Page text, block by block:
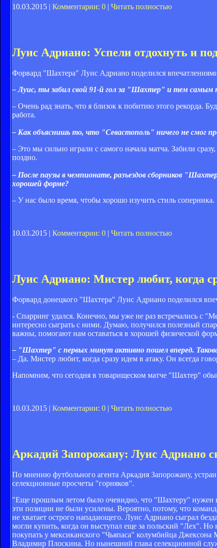
10.03.2015 | Комментарии: 0 | Читать полностью
Луис Адриано: Успели отдохнуть и
Форвард "Шахтера" Луис Адриано поделился
– Луис, ты забил свой 91-й гол за "Шахтер" и тем самым
– Очень рад знать, что я близок к побитию этого рекорда.
работа.
– Как объяснишь то, что "Севастополь" ничего не смог
– Это мы сильно играли с самого начала матча. Забили
поздно.
– После паузы в чемпионате, разъездов сборников
хорошей форме?
– У нас было время, чтобы хорошо изучить стиль
10.03.2015 | Комментарии: 0 | Читать полностью
Луис Адриано: Мистер любит, когда
Форвард донецкого "Шахтера" Луис Адриано поделился
- Спарринг удался. Конечно, мы уже не раз встречались с
интересно сыграть с ними. Думаю, получился полезный
важны, помогают нам оставаться в хорошей физической
– "Шахтер" с первых минут активно пошел вперед.
– Да. Мистер любит, когда сразу идем в атаку. Он всегда
Напомним, что сегодня в товарищеском матче "Шахтер"
10.03.2015 | Комментарии: 0 | Читать полностью
Аркадий Запорожану: Луис Адриано
По мнению футбольного агента Аркадия Запорожану,
селекционные просчеты "горняков".
"Еще прошлым летом было очевидно, что "Шахтеру"
эти позиции не были усилены. Вероятно, потому, что
не хватает острого нападающего. Луис Адриано сыграл
могли купить, когда он выступал еще за польский "Лех".
покупать у мексиканского "Чьяпаса" колумбийца
Владимир Плоскина. Но нынешний глава селекционной